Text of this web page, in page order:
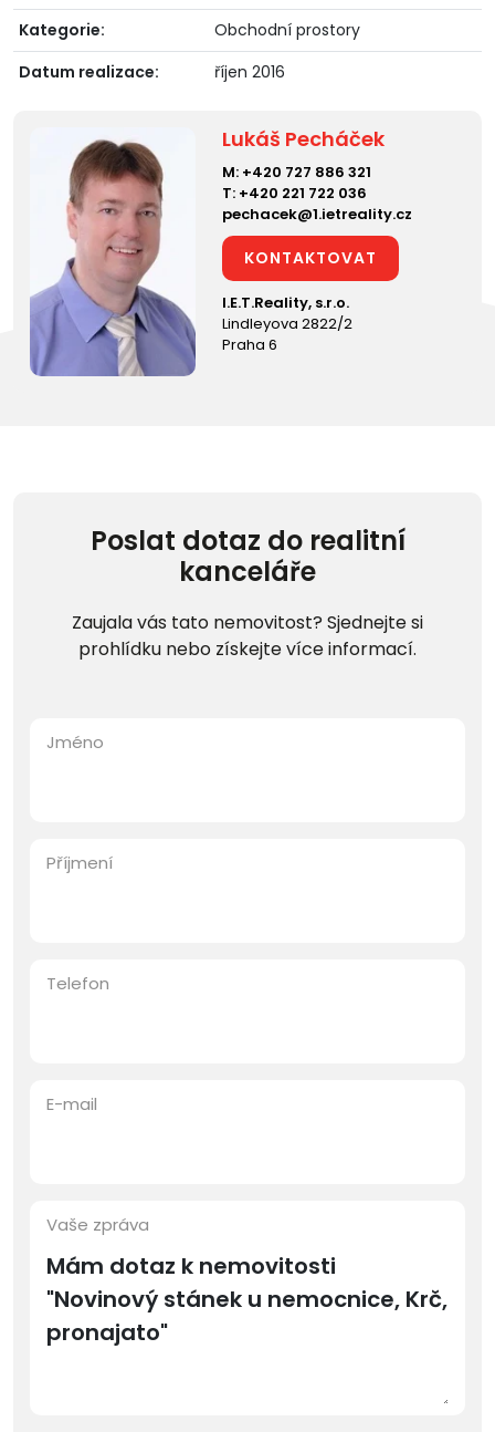
Kategorie:
Obchodní prostory
Datum realizace:
říjen 2016
Lukáš Pecháček
M: +420 727 886 321
T: +420 221 722 036
pechacek@1.ietreality.cz
KONTAKTOVAT
I.E.T.Reality, s.r.o.
Lindleyova 2822/2
Praha 6
Poslat dotaz do realitní
kanceláře
Zaujala vás tato nemovitost? Sjednejte si
prohlídku nebo získejte více informací.
Jméno
Příjmení
Telefon
E-mail
Vaše zpráva